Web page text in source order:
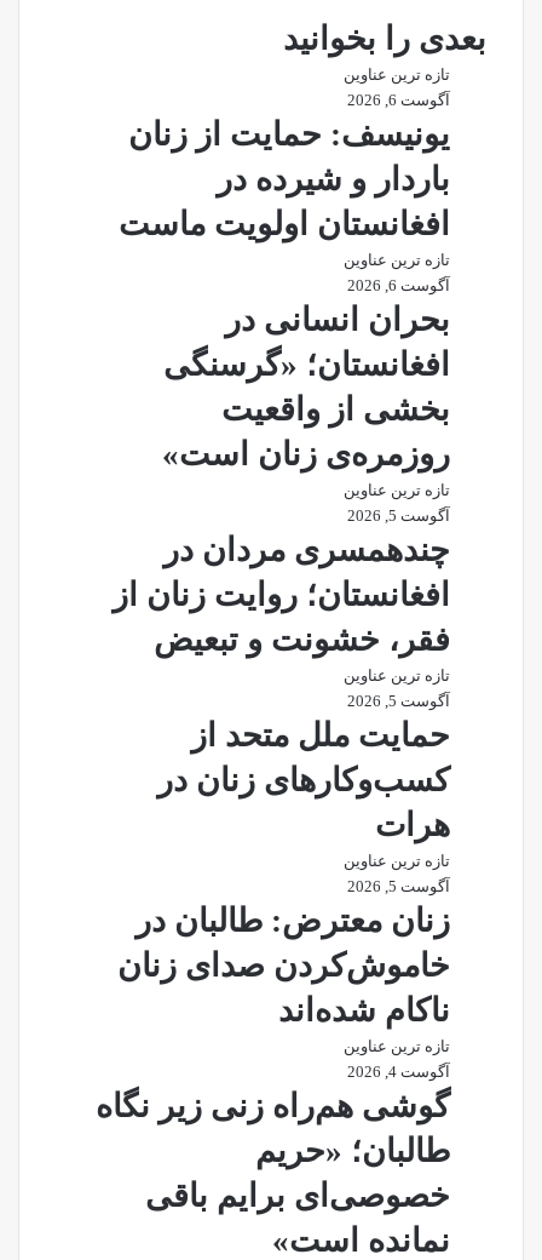
بعدی را بخوانید
تازه ترین عناوین
آگوست 6, 2026
یونیسف: حمایت از زنان
باردار و شیرده در
افغانستان اولویت ماست
تازه ترین عناوین
آگوست 6, 2026
بحران انسانی در
افغانستان؛ «گرسنگی
بخشی از واقعیت
روزمره‌ی زنان است»
تازه ترین عناوین
آگوست 5, 2026
چندهمسری مردان در
افغانستان؛ روایت زنان از
فقر، خشونت و تبعیض
تازه ترین عناوین
آگوست 5, 2026
حمایت ملل متحد از
کسب‌وکارهای زنان در
هرات
تازه ترین عناوین
آگوست 5, 2026
زنان معترض: طالبان در
خاموش‌کردن صدای زنان
ناکام شده‌اند
تازه ترین عناوین
آگوست 4, 2026
گوشی هم‌راه زنی زیر نگاه
طالبان؛ «حریم
خصوصی‌ای برایم باقی
نمانده است»